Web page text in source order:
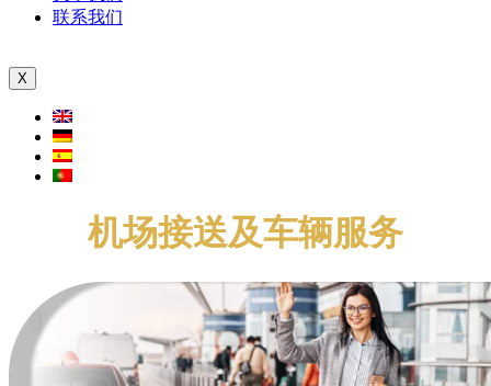
联系我们
X
机场接送及车辆服务